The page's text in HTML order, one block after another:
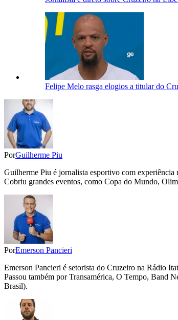
Felipe Melo rasga elogios a titular do
PorGuilherme Piu
Guilherme Piu é jornalista esportivo com
Cobriu grandes eventos, como Copa do Mundo,
PorEmerson Pancieri
Emerson Pancieri é setorista do Cruzeiro na Rádio
Passou também por Transamérica, O Tempo, Band
Brasil).